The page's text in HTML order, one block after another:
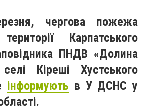
чергова пожежа
Карпатського
ПНДВ «Долина
Кіреші Хустського
інформують в У ДСНС у